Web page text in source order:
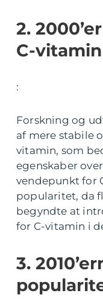
2.
C-vitamin
:
Forskning og
af mere stabile
vitamin, som
egenskaber
vendepunkt for
popularitet, da
begyndte at
for C-vitamin i
3.